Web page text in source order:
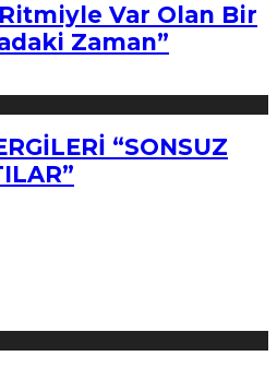
Var Olan Bir
Zaman”
“SONSUZ